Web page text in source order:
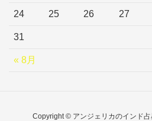
« 8月
24 25 26 27
31
Copyright © アンジェリカのインド